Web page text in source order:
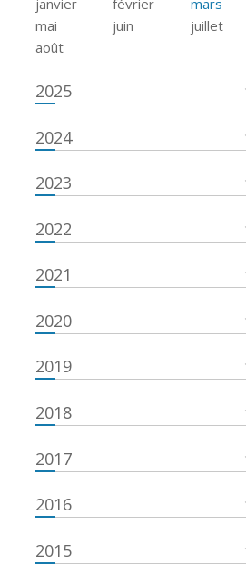
janvier février
mars
mai
juin
juillet
août
2025
2024
2023
2022
2021
2020
2019
2018
2017
2016
2015